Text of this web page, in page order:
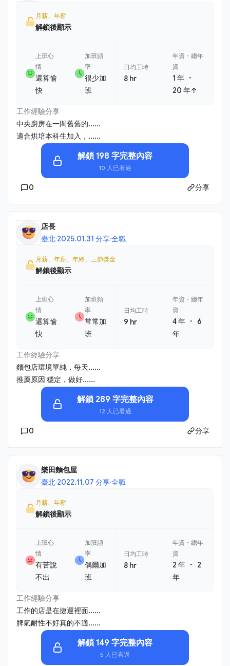
月薪、年薪
解鎖後顯示
上班心
情
還算愉
快
加班頻
率
很少加
班
日均工時
8 hr
年資・總年
資
1 年 ・
20 年↑
工作經驗分享
中央廚房在一間舊舊的......
適合烘培本科生加入，......
解鎖 198 字完整內容
10 人已看過
0 分享
店長
臺北·2025.01.31 分享·全職
月薪、年薪、年終、三節獎金
解鎖後顯示
上班心
情
還算愉
快
加班頻
率
常常加
班
日均工時
9 hr
年資・總年
資
4 年 ・
6
年
工作經驗分享
麵包店環境單純，每天......
推薦原因 穩定，做好......
解鎖 289 字完整內容
12 人已看過
0 分享
樂田麵包屋
臺北·2022.11.07 分享·全職
月薪、年薪
解鎖後顯示
上班心
情
有苦說
不出
加班頻
率
偶爾加
班
日均工時
8 hr
年資・總年
資
2 年 ・
2
年
工作經驗分享
工作的店是在捷運裡面......
脾氣耐性不好真的不適......
解鎖 149 字完整內容
5 人已看過